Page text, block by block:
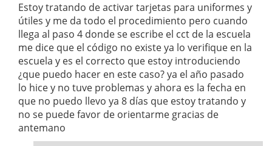
Estoy tratando de activar tarjetas para uniformes y
útiles y me da todo el procedimiento pero cuando
llega al paso 4 donde se escribe el cct de la escuela
me dice que el código no existe ya lo verifique en la
escuela y es el correcto que estoy introduciendo
¿que puedo hacer en este caso? ya el año pasado
lo hice y no tuve problemas y ahora es la fecha en
que no puedo llevo ya 8 días que estoy tratando y
no se puede favor de orientarme gracias de
antemano